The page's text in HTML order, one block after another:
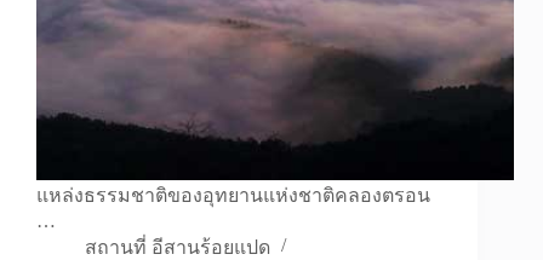
แหล่งธรรมชาติของอุทยานแห่งชาติคลองตรอน
…
สถานที่ อีสานร้อยแปด